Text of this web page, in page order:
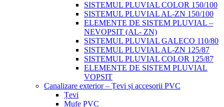
SISTEMUL PLUVIAL COLOR 150/100
SISTEMUL PLUVIAL AL-ZN 150/100
ELEMENTE DE SISTEM PLUVIAL –
NEVOPSIT (AL- ZN)
SISTEMUL PLUVIAL GALECO 110/80
SISTEMUL PLUVIAL AL-ZN 125/87
SISTEMUL PLUVIAL COLOR 125/87
ELEMENTE DE SISTEM PLUVIAL
VOPSIT
Canalizare exterior – Țevi și accesorii PVC
Țevi
Mufe PVC